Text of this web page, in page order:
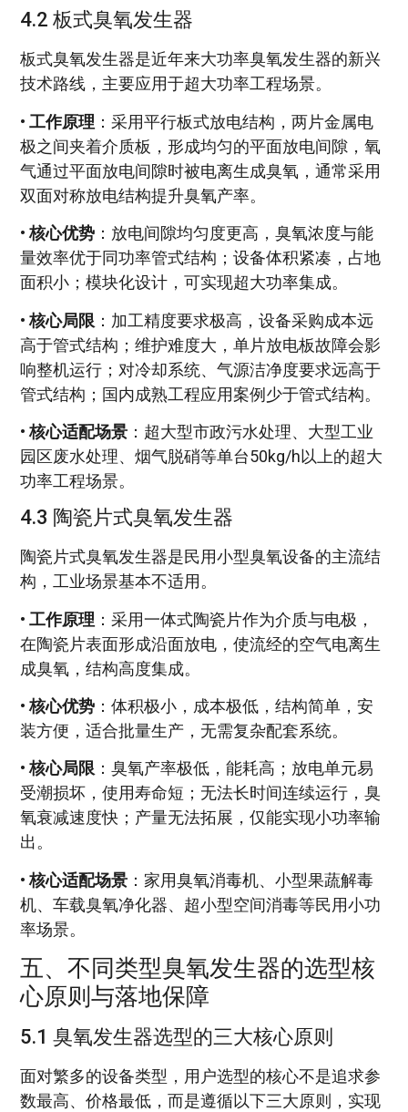
4.2 板式臭氧发生器
板式臭氧发生器是近年来大功率臭氧发生器的新兴
技术路线，主要应用于超大功率工程场景。
• 工作原理 ：采用平行板式放电结构，两片金属电
极之间夹着介质板，形成均匀的平面放电间隙，氧
气通过平面放电间隙时被电离生成臭氧，通常采用
双面对称放电结构提升臭氧产率。
•核心优势 ：放电间隙均匀度更高，臭氧浓度与能
量效率优于同功率管式结构；设备体积紧凑，占地
面积小；模块化设计，可实现超大功率集成。
•核心局限 ：加工精度要求极高，设备采购成本远
高于管式结构；维护难度大，单片放电板故障会影
响整机运行；对冷却系统、气源洁净度要求远高于
管式结构；国内成熟工程应用案例少于管式结构。
•核心适配场景 ：超大型市政污水处理、大型工业
园区废水处理、烟气脱硝等单台50kg/h以上的超大
功率工程场景。
4.3 陶瓷片式臭氧发生器
陶瓷片式臭氧发生器是民用小型臭氧设备的主流结
构，工业场景基本不适用。
• 工作原理 ：采用一体式陶瓷片作为介质与电极，
在陶瓷片表面形成沿面放电，使流经的空气电离生
成臭氧，结构高度集成。
•核心优势 ：体积极小，成本极低，结构简单，安
装方便，适合批量生产，无需复杂配套系统。
•核心局限 ：臭氧产率极低，能耗高；放电单元易
受潮损坏，使用寿命短；无法长时间连续运行，臭
氧衰减速度快；产量无法拓展，仅能实现小功率输
出。
•核心适配场景 ：家用臭氧消毒机、小型果蔬解毒
机、车载臭氧净化器、超小型空间消毒等民用小功
率场景。
五、不同类型臭氧发生器的选型核
心原则与落地保障
5.1 臭氧发生器选型的三大核心原则
面对繁多的设备类型，用户选型的核心不是追求参
数最高、价格最低，而是遵循以下三大原则，实现